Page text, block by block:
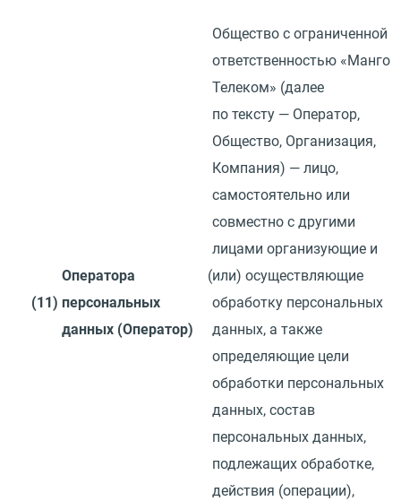
(11)
Оператора
персональных
данных (Оператор)
Общество с ограниченной
ответственностью «Манго
Телеком» (далее
по тексту — Оператор,
Общество, Организация,
Компания) — лицо,
самостоятельно или
совместно с другими
лицами организующие и
(или) осуществляющие
обработку персональных
данных, а также
определяющие цели
обработки персональных
данных, состав
персональных данных,
подлежащих обработке,
действия (операции),